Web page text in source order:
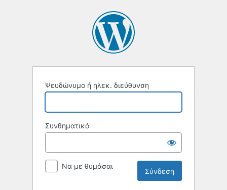
Ψευδώνυμο ή ηλεκ. διεύθυνση
Συνθηματικό
Να με θυμάσαι